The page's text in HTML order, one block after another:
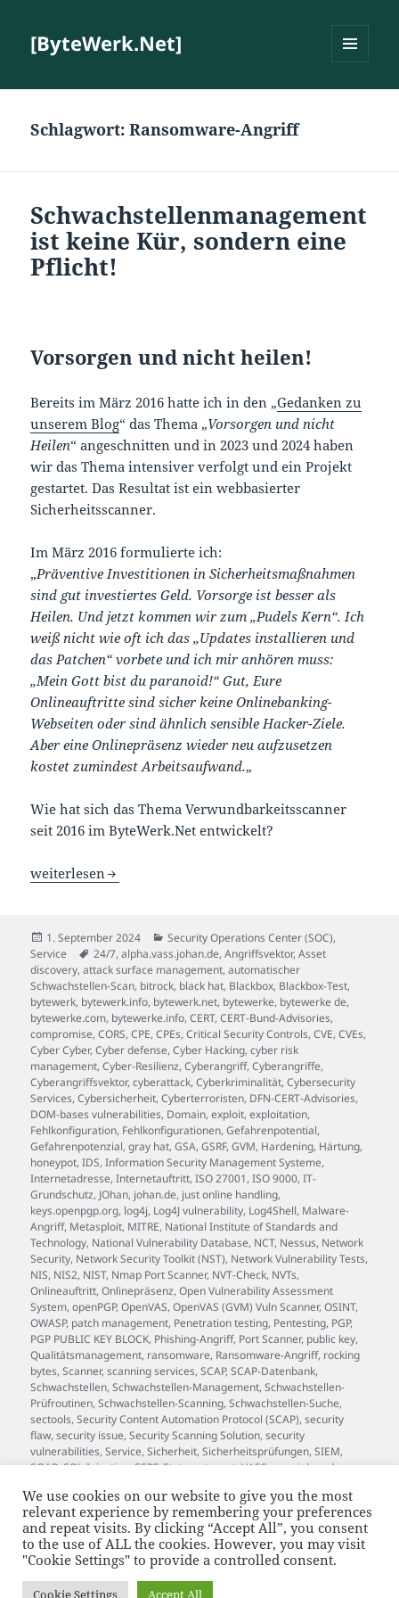
[ByteWerk.Net]
Schlagwort:Ransomware-Angriff
Schwachstellenmanagement
ist keine Kür, sondern eine
Pflicht!
Vorsorgen und nicht heilen!
Bereits im März 2016 hatte ich in den „Gedanken zu
unserem Blog“ das Thema „Vorsorgen und nicht
Heilen“ angeschnitten und in 2023 und 2024 haben
wir das Thema intensiver verfolgt und ein Projekt
gestartet. Das Resultat ist ein webbasierter
Sicherheitsscanner.
Im März 2016 formulierte ich:
„Präventive Investitionen in Sicherheitsmaßnahmen
sind gut investiertes Geld. Vorsorge ist besser als
Heilen. Und jetzt kommen wir zum „Pudels Kern“. Ich
weiß nicht wie oft ich das „Updates installieren und
das Patchen“ vorbete und ich mir anhören muss:
„Mein Gott bist du paranoid!“ Gut, Eure
Onlineauftritte sind sicher keine Onlinebanking-
Webseiten oder sind ähnlich sensible Hacker-Ziele.
Aber eine Onlinepräsenz wieder neu aufzusetzen
kostet zumindest Arbeitsaufwand.„
Wie hat sich das Thema Verwundbarkeitsscanner
seit 2016 im ByteWerk.Net entwickelt?
Schwachstellenmanagement ist keine Kür, sondern eine
weiterlesen
Veröffentlicht
am
1. September 2024 Kategorien
Security Operations Center (SOC),
Service
Schlagwörter
24/7,alpha.vass.johan.de,Angriffsvektor,Asset
discovery,attack surface management,automatischer
Schwachstellen-Scan, bitrock, black hat, Blackbox, Blackbox-Test,
bytewerk, bytewerk.info, bytewerk.net, bytewerke, bytewerke de,
bytewerke.com, bytewerke.info,CERT,CERT-Bund-Advisories,
compromise,CORS,CPE,CPEs,Critical Security Controls,CVE,CVEs,
Cyber Cyber,Cyber defense,Cyber Hacking,cyber risk
management,Cyber-Resilienz,Cyberangriff,Cyberangriffe,
Cyberangriffsvektor,cyberattack,Cyberkriminalität,Cybersecurity
Services,Cybersicherheit,Cyberterroristen, DFN-CERT-Advisories,
DOM-bases vulnerabilities, Domain,exploit,exploitation,
Fehlkonfiguration, Fehlkonfigurationen,Gefahrenpotential,
Gefahrenpotenzial,gray hat,GSA,GSRF,GVM, Hardening, Härtung,
honeypot,IDS,Information Security Management Systeme,
Internetadresse,Internetauftritt,ISO 27001,ISO 9000,IT-
Grundschutz, JOhan, johan.de, just online handling,
keys.openpgp.org, log4j, Log4J vulnerability, Log4Shell, Malware-
Angriff, Metasploit, MITRE, National Institute of Standards and
Technology, National Vulnerability Database, NCT, Nessus, Network
Security, Network Security Toolkit (NST), Network Vulnerability Tests,
NIS, NIS2, NIST, Nmap Port Scanner, NVT-Check, NVTs,
Onlineauftritt,Onlinepräsenz,Open Vulnerability Assessment
System,openPGP,OpenVAS,OpenVAS (GVM) Vuln Scanner,OSINT,
OWASP, patch management, Penetration testing, Pentesting, PGP,
PGP PUBLIC KEY BLOCK, Phishing-Angriff, Port Scanner, public key,
Qualitätsmanagement, ransomware, Ransomware-Angriff, rocking
bytes,Scanner,scanning services,SCAP,SCAP-Datenbank,
Schwachstellen,Schwachstellen-Management,Schwachstellen-
Prüfroutinen,Schwachstellen-Scanning,Schwachstellen-Suche,
sectools,Security Content Automation Protocol (SCAP),security
flaw,security issue,Security Scanning Solution,security
vulnerabilities,Service,Sicherheit,Sicherheitsprüfungen,SIEM,
SOAR,SQL-Injection,SSRF,Status,stuxnet,VASS,vass.johan.de,
Vulnerability Assessment Scanner Service ,vulnerability scan,
vulnerability scanning,Wartung,Webanwendung,WebSockets,
white hat,Whitebox, Whitebox-Test,XSS,zero-day exploit
supported by bytewerk.netand JOhan™
JOhan™ ist eine beim Deutschen Patent- und Markenamt
We use cookies on our website to give you the most
relevant experience by remembering your preferences
and repeat visits. By clicking “Accept All”, you consent
to the use of ALL the cookies. However, you may visit
"Cookie Settings" to provide a controlled consent.
Cookie Settings Accept All